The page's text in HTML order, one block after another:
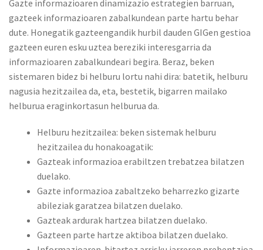
Gazte informazioaren dinamizazio estrategien barruan,
gazteek informazioaren zabalkundean parte hartu behar
dute. Honegatik gazteengandik hurbil dauden GIGen gestioa
gazteen euren esku uztea bereziki interesgarria da
informazioaren zabalkundeari begira. Beraz, beken
sistemaren bidez bi helburu lortu nahi dira: batetik, helburu
nagusia hezitzailea da, eta, bestetik, bigarren mailako
helburua eraginkortasun helburua da.
Helburu hezitzailea: beken sistemak helburu
hezitzailea du honakoagatik:
Gazteak informazioa erabiltzen trebatzea bilatzen
duelako.
Gazte informazioa zabaltzeko beharrezko gizarte
abileziak garatzea bilatzen duelako.
Gazteak ardurak hartzea bilatzen duelako.
Gazteen parte hartze aktiboa bilatzen duelako.